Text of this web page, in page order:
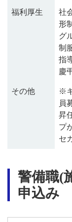
福利厚生
社
形
グ
制
指
慶
その他
※
員
昇
プ
セ
警備職(
申込み